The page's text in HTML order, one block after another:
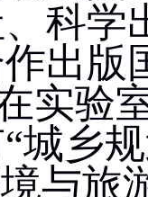
科学
出版
实验
城乡
与旅